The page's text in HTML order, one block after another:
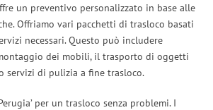
un preventivo personalizzato in base alle
Offriamo vari pacchetti di trasloco basati
necessari. Questo può includere
dei mobili, il trasporto di oggetti
servizi di pulizia a fine trasloco.
per un trasloco senza problemi. I